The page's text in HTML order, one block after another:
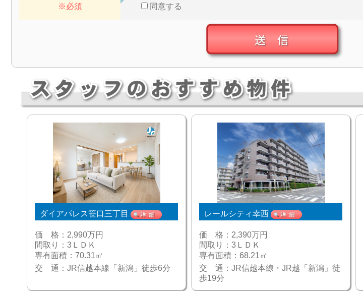
※必須
同意する
ダイアパレス笹口三丁目
価 格： 2,990万円
間取り： 3ＬＤＫ
専有面積： 70.31㎡
交 通： JR信越本線「新潟」徒歩6分
レールシティ幸西
価 格： 2,390万円
間取り：3ＬＤＫ
専有面積：68.21㎡
交 通：JR信越本線・JR越「新潟」徒
歩19分